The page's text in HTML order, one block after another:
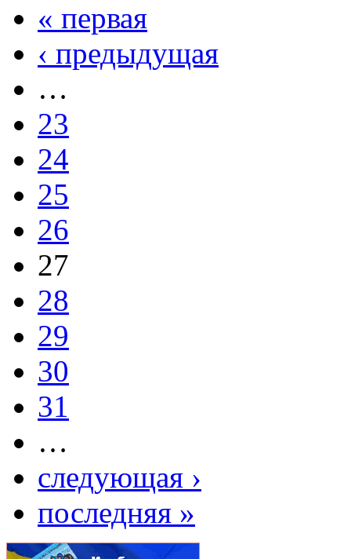
« первая
‹ предыдущая
…
23
24
25
26
27
28
29
30
31
…
следующая ›
последняя »